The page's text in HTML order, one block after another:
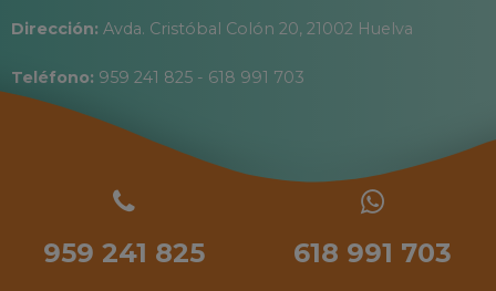
Dirección: Avda. Cristóbal Colón 20, 21002 Huelva
Teléfono: 959 241 825 - 618 991 703
959 241 825 618 991 703